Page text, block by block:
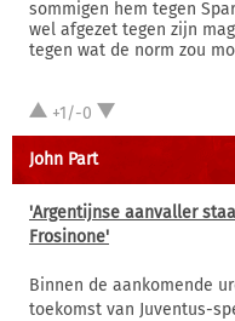
sommigen hem tegen
wel afgezet tegen zijn
tegen wat de norm zou
+1/-0
John Part
'Argentijnse aanvaller
Frosinone'
Binnen de aankomende
toekomst van Juventus-